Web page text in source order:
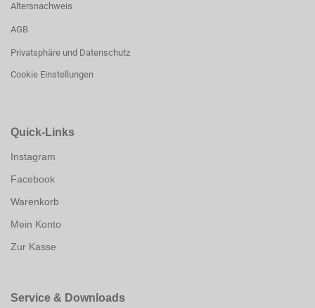
Altersnachweis
AGB
Privatsphäre und Datenschutz
Cookie Einstellungen
Quick-Links
Instagram
Facebook
Warenkorb
Mein Konto
Zur Kasse
Service & Downloads